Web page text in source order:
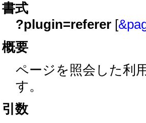
書式
?plugin=referer [
概要
ページを照会した利
す。
引数